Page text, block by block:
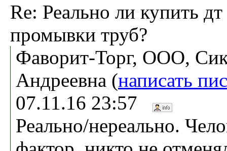
Re: Реально ли купить
промывки труб?
Фаворит-Торг, ООО,
Андреевна (написать
07.11.16 23:57
Реально/нереально.